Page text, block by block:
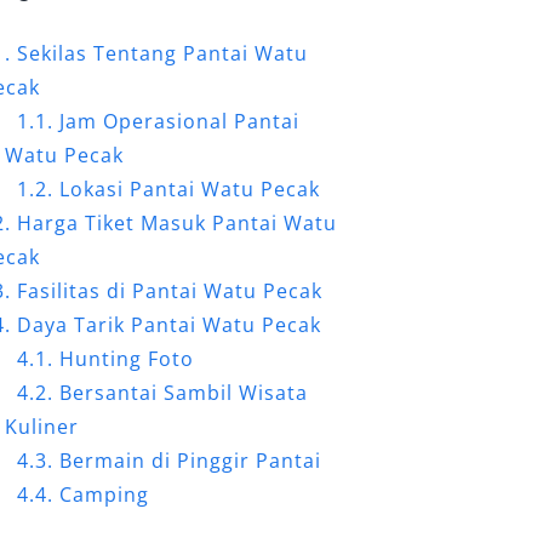
Sekilas Tentang Pantai Watu
Jam Operasional Pantai
Watu Pecak
Lokasi Pantai Watu Pecak
Harga Tiket Masuk Pantai Watu
Fasilitas di Pantai Watu Pecak
Daya Tarik Pantai Watu Pecak
Hunting Foto
Bersantai Sambil Wisata
Kuliner
Bermain di Pinggir Pantai
Camping